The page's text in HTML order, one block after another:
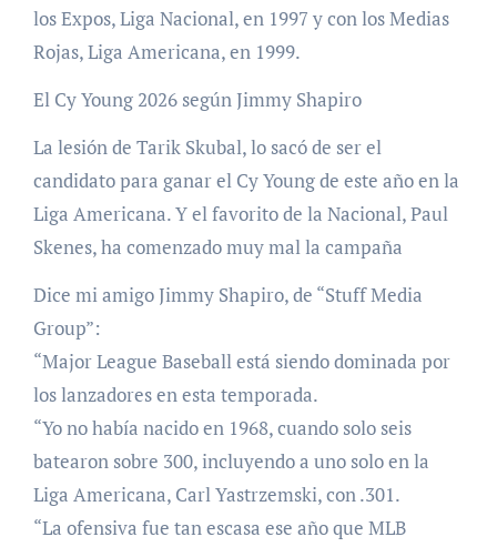
los Expos, Liga Nacional, en 1997 y con los Medias
Rojas, Liga Americana, en 1999.
El Cy Young 2026 según Jimmy Shapiro
La lesión de Tarik Skubal, lo sacó de ser el
candidato para ganar el Cy Young de este año en la
Liga Americana. Y el favorito de la Nacional, Paul
Skenes, ha comenzado muy mal la campaña
Dice mi amigo Jimmy Shapiro, de “Stuff Media
Group”:
“Major League Baseball está siendo dominada por
los lanzadores en esta temporada.
“Yo no había nacido en 1968, cuando solo seis
batearon sobre 300, incluyendo a uno solo en la
Liga Americana, Carl Yastrzemski, con .301.
“La ofensiva fue tan escasa ese año que MLB